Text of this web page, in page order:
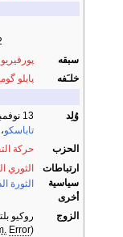
2
سبقه
خلـَفه
پابلو
وُلِد
13 نوفمبر 1953
تاباسكو،
الحزب
حركة
ارتباطات
سياسية
أخرى
الثورة
الزوج
روكيو
(
Error